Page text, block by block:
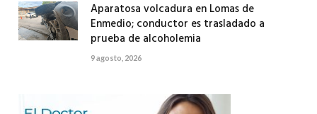
Aparatosa volcadura en Lomas de
Enmedio; conductor es trasladado a
prueba de alcoholemia
9 agosto, 2026